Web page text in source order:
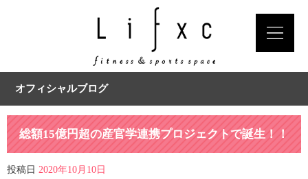
オフィシャルブログ
総額15億円超の産官学連携プロジェクトで誕生！！
投稿日 2020年10月10日